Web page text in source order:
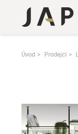
Úvod Prodejci